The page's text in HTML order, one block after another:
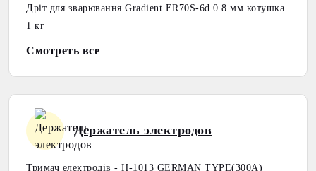
Дріт для зварювання Gradient ER70S-6d 0.8 мм котушка
1 кг
Смотреть все
Держатель электродов
Тримач електродів - H-1013 GERMAN TYPE(300А)